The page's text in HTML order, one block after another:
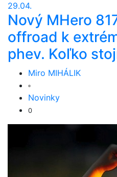
29.04.
Nový MHero
offroad k
phev. Koľko
Miro MIHÁLIK
Novinky
0